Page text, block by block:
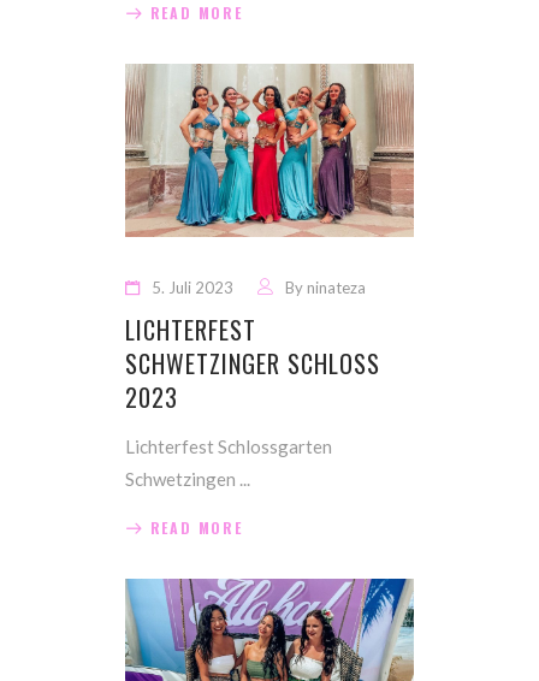
READ MORE
5. Juli 2023 By ninateza
LICHTERFEST
SCHWETZINGER SCHLOSS
2023
Lichterfest Schlossgarten
Schwetzingen
READ MORE